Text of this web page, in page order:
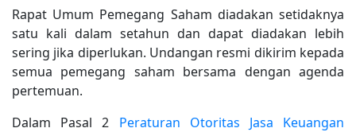
Rapat Umum Pemegang Saham diadakan setidaknya
satu kali dalam setahun dan dapat diadakan lebih
sering jika diperlukan. Undangan resmi dikirim kepada
semua pemegang saham bersama dengan agenda
pertemuan.
Dalam Pasal 2 Peraturan Otoritas Jasa Keuangan